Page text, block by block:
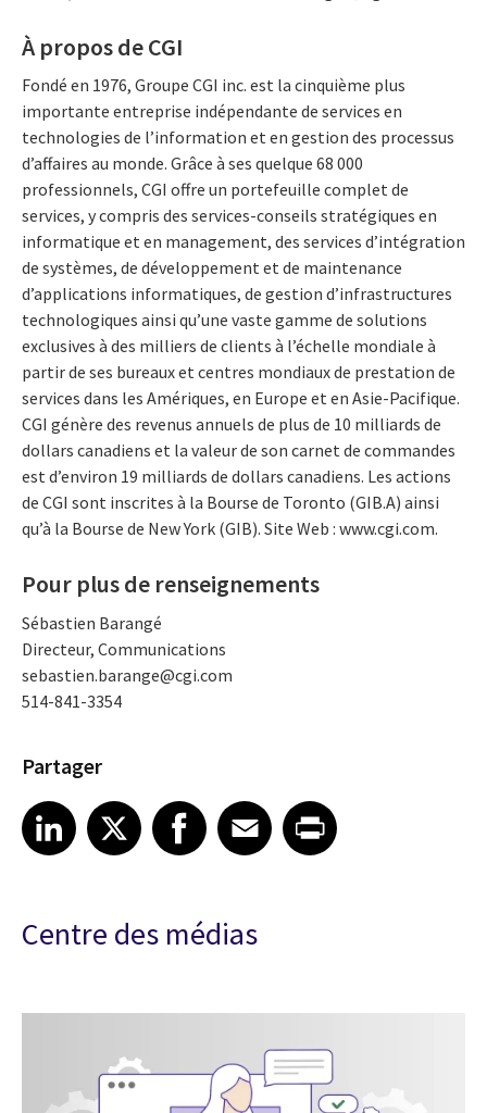
À propos de CGI
Fondé en 1976, Groupe CGI inc. est la cinquième plus
importante entreprise indépendante de services en
technologies de l’information et en gestion des processus
d’affaires au monde. Grâce à ses quelque 68 000
professionnels, CGI offre un portefeuille complet de
services, y compris des services-conseils stratégiques en
informatique et en management, des services d’intégration
de systèmes, de développement et de maintenance
d’applications informatiques, de gestion d’infrastructures
technologiques ainsi qu’une vaste gamme de solutions
exclusives à des milliers de clients à l’échelle mondiale à
partir de ses bureaux et centres mondiaux de prestation de
services dans les Amériques, en Europe et en Asie-Pacifique.
CGI génère des revenus annuels de plus de 10 milliards de
dollars canadiens et la valeur de son carnet de commandes
est d’environ 19 milliards de dollars canadiens. Les actions
de CGI sont inscrites à la Bourse de Toronto (GIB.A) ainsi
qu’à la Bourse de New York (GIB). Site Web : www.cgi.com.
Pour plus de renseignements
Sébastien Barangé
Directeur, Communications
sebastien.barange@cgi.com
514-841-3354
Partager
Share article on LinkedIn
LinkedIn
Share article on XShare article on Facebook
Facebook
Share article on Email
EmailShare article on Print
Centre des médias